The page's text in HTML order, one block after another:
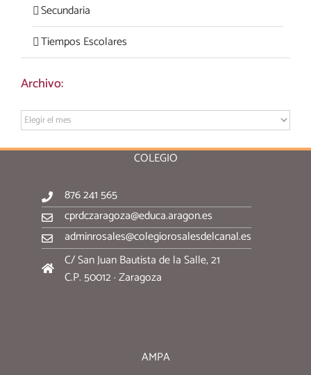
Secundaria
Tiempos Escolares
Archivo:
Archivo:
COLEGIO
876 241 565
cprdczaragoza@educa.aragon.es
adminrosales@colegiorosalesdelcanal.es
C/ San Juan Bautista de la Salle, 21
C.P. 50012 · Zaragoza
AMPA